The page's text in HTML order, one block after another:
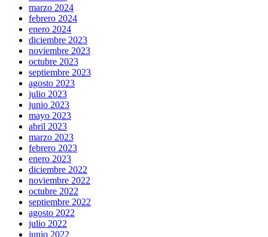
marzo 2024
febrero 2024
enero 2024
diciembre 2023
noviembre 2023
octubre 2023
septiembre 2023
agosto 2023
julio 2023
junio 2023
mayo 2023
abril 2023
marzo 2023
febrero 2023
enero 2023
diciembre 2022
noviembre 2022
octubre 2022
septiembre 2022
agosto 2022
julio 2022
junio 2022